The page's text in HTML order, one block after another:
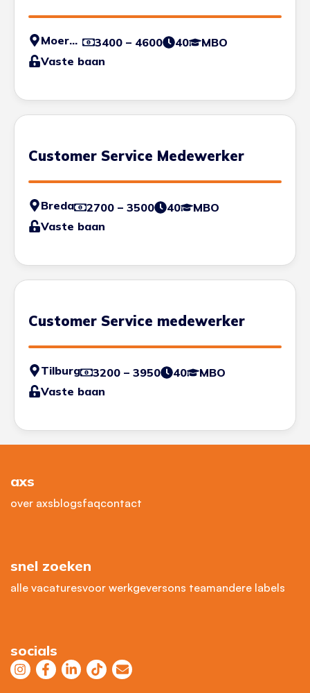
Moerdijk 3400 – 4600 40
MBO
Vaste baan
Customer Service Medewerker
Breda 2700 – 3500 40
MBO
Vaste baan
Customer Service medewerker
Tilburg 3200 – 3950 40
MBO
Vaste baan
axs
over axsblogsfaqcontact
snel zoeken
alle vacaturesvoor werkgeversons teamandere labels
socials